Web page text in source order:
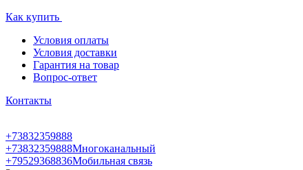
Как купить
Условия оплаты
Условия доставки
Гарантия на товар
Вопрос-ответ
Контакты
+73832359888
+73832359888Многоканальный
+79529368836Мобильная связь